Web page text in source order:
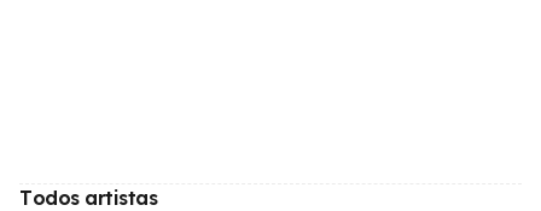
Todos artistas